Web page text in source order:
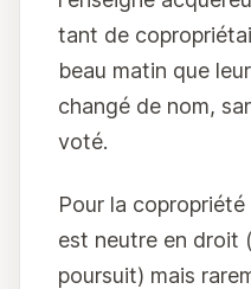
tant de
beau matin que
changé de nom,
voté.
Pour la
est neutre en droit
poursuit) mais